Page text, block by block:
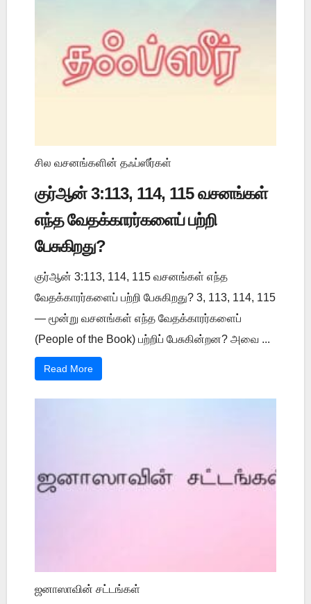
சில வசனங்களின் தஃப்ஸீர்கள்
குர்ஆன் 3:113, 114, 115 வசனங்கள்
எந்த வேதக்காரர்களைப் பற்றி
பேசுகிறது?
குர்ஆன் 3:113, 114, 115 வசனங்கள் எந்த
வேதக்காரர்களைப் பற்றி பேசுகிறது? 3, 113, 114, 115
— மூன்று வசனங்கள் எந்த வேதக்காரர்களைப்
(People of the Book) பற்றிப் பேசுகின்றன? அவை ...
Read More
ஜனாஸாவின் சட்டங்கள்